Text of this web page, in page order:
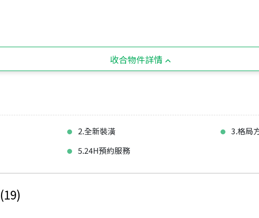
收合物件詳情
2.全新裝潢
3.格局
5.24H預約服務
(19)